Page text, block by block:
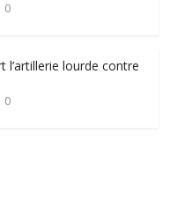
0
l’artillerie lourde contre
0